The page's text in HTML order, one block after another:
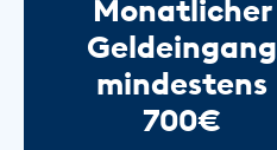
Monatlicher
Geldeingang
mindestens
700€